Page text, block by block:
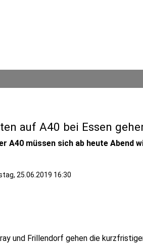
auf A40 bei Essen
A40 müssen sich ab heute Abend
25.06.2019 16:30
und Frillendorf gehen die